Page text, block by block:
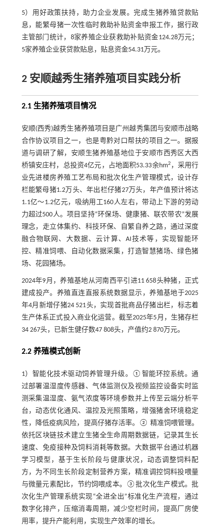
5）用好政策扶持，助力企业发展。完成生猪养殖贷款贴
息，能繁母猪一次性临时救助补贴资金申报工作，据行政
主管部门统计，8家养殖企业获救助补贴资金124.28万元；
5家养殖企业获贷款贴息，贴息资金54.31万元。
2 安顺越秀生猪养殖项目实践分析
2.1 生猪养殖项目情况
安顺(西秀)越秀生猪养殖项目是广州越秀集团与安顺市战略
合作协议项目之一，也是粤黔对口帮扶的项目之一。据报
道与调研了解，安顺生猪养殖基地位于安顺市西秀区大西
桥镇安庄村，总投资4亿元，占地面积53.33余hm2 ，采用行
业先进楼房养殖工艺布局和批次化生产管理模式，设计存
栏能繁母猪1.2万头、年出栏仔猪27万头，年产值预计将达
1.1亿～1.2亿元，吸纳用工160人左右，带动上下游的劳动
力超过500人。项目坚持“环保场、健康猪、联农带农”发展
理念，走立体集约、科技环保、自繁自养之路，通过深度
融合物联网、大数据、云计算、AI技术等，实现智能环
控、精准饲喂、自动化数据采集，打造智慧猪场、绿色猪
场、花园猪场。
2024年9月，养殖基地从河南西平引进11 658头种猪，正式
建成投产。养殖直连直报系统数据显示，养殖基地于2025
年4月新增仔猪24 521头，实现首批商品仔猪出栏，标志着
生产体系正式投入商业化运营。截至2025年5月，生猪存栏
34 267头，已新生健仔数47 808头，产值约2 870万元。
2.2 养殖模式创新
1）智能化技术驱动饲养管理升级。①智能环控系统。通
过部署温湿度传感器、气体监测仪及视频监控设备实时监
测采集温湿度、氨气浓度等环境参数并上传至云端分析平
台，动态优化通风、温控及光照策略，增强猪舍环境稳定
性，降低疫病风险，提高仔猪存活率。② 精准饲喂管理。
依托区块链技术建立生猪全生命周期数据链，记录其生长
速度、免疫接种及饲料消耗等数据。大数据平台通过机器
学习模型，基于生长阶段与健康状况，动态调整饲料配
方，为不同生长阶段定制营养方案，精准调控饲料投喂量
与微量元素配比，节约饲喂成本。③批次化生产模式。批
次化生产管理系统实现“全进全出”标准化生产流程，通过
数字化排产，压缩消毒周期，减少空栏时间，提高厂房使
用率，提升产能利用，实现生产效率的增长。